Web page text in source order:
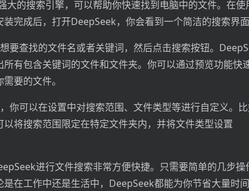
大的搜索引擎，可以帮助你快速找到电脑中的文件。在使
完成后，打开DeepSeek，你会看到一个简洁的搜索界面
要查找的文件名或者关键词，然后点击搜索按钮。
有包含关键词的文件和文件夹。你可以通过预览功能快
要的文件。
你可以在设置中对搜索范围、文件类型等进行自定义。
将搜索范围限定在特定文件夹内，并将文件类型设置
进行文件搜索非常方便快捷。只需要简单的几步操
在工作中还是生活中，DeepSeek都能为你节省大量时